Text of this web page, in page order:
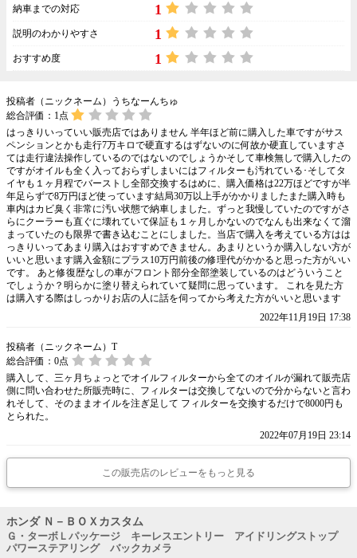
納車までの対応 1
説明のわかりやすさ 1
おすすめ度 1
投稿者（ニックネーム）うちなーんちゅ
総合評価： 1 点
はっきりいっていい販売店ではありません 半年ほど前に購入した車ですがサス
ペンションとかも走行7万キロで硬直するはずないのに何故か硬直していますさ
ては走行違法操作しているのではないのでしょうかそして車検無しで購入したの
ですがオイルも全く入っておらずしまいにはフィルターも汚れている･そしてタ
イヤも１ヶ月程でバーストし全部交換するはめに、購入価格は22万ほどですが半
年足らずで8万円ほど使っています結局30万以上手がかかりましたまた購入時も
車内はカビ臭く非常に汚い状態で納車しました。ずっと我慢していたのですがさ
らにクーラーも直ぐに壊れていて保証も１ヶ月しかないのでなんも出来なくて溜
まっていたのも限界で書き込むことにしました。当店で購入を考えている方はは
っきりいってあまり購入はおすすめできません。あまりというか購入しない方が
いいと思います購入金額にプラス10万円前後の修理代がかかると思った方がいい
です。 あと修復歴なしの車がフロント部分全部塗装しているのはどういうこと
でしょうか？明らかに塗り替えられていて疑問に思っています。 これを見た方
は購入する際はしっかりお店の人に話を伺ってから考えた方がいいと思います
2022年11月19日 17:38
投稿者（ニックネーム）T
総合評価： 0点
購入して、三ヶ月ちょっとでオイルフィルターから全てのオイルが漏れて販売店
側に問い合わせた所販売時に、フィルターは交換してないので分からないと言わ
れそして、そのままオイルを注ぎ足して フィルターを交換するだけで8000円も
とられた。
2022年07月19日 23:14
この販売店のレビューをもっと見る
ホンダ Ｎ－ＢＯＸカスタム
Ｇ・ターボＬパッケージ キーレスエントリー アイドリングストップ
パワーステアリング バックカメラ